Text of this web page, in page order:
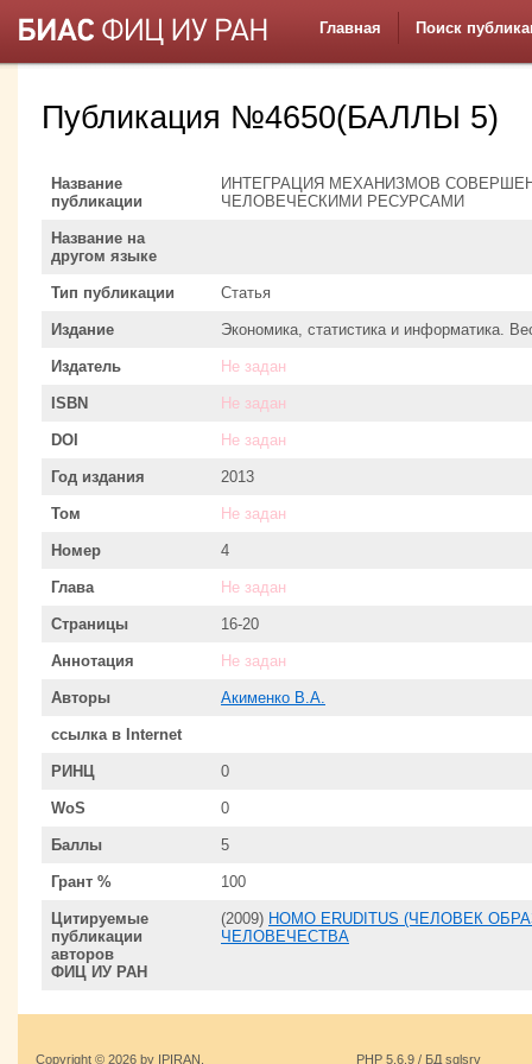
Главная Поиск
Публикация №4650(БАЛЛЫ 5)
Название
публикации
ИНТЕГРАЦИЯ МЕХАНИЗМОВ
ЧЕЛОВЕЧЕСКИМИ РЕСУРСАМИ
Название на
другом языке
Тип публикации Статья
Издание Экономика, статистика и информатика.
Издатель Не задан
ISBN Не задан
DOI Не задан
Год издания 2013
Том Не задан
Номер 4
Глава Не задан
Страницы 16-20
Аннотация Не задан
Авторы Акименко В.А.
ссылка в Internet
РИНЦ 0
WoS 0
Баллы 5
Грант % 100
Цитируемые
публикации
авторов
ФИЦ ИУ РАН
(2009) HOMO ERUDITUS (ЧЕЛОВЕК
ЧЕЛОВЕЧЕСТВА
Copyright © 2026 by IPIRAN.
PHP 5.6.9 / БД sqlsrv